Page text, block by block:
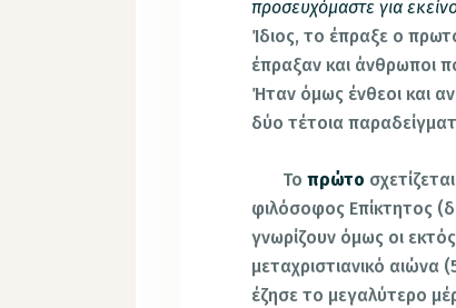
προσευχόμαστε για
Ίδιος, το έπραξε ο
έπραξαν και άνθρωποι
Ήταν όμως ένθεοι και
δύο τέτοια
Το πρώτο
φιλόσοφος Επίκτητος
γνωρίζουν όμως οι
μεταχριστιανικό αιώνα
έζησε το μεγαλύτερο